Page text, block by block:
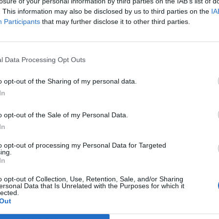
This information may also be disclosed by us to third parties on the
Participants that may further disclose it to other third parties.
Data Processing Opt Outs
opt-out of the Sharing of my personal data.
opt-out of the Sale of my Personal Data.
opt-out of processing my Personal Data for Targeted
opt-out of Collection, Use, Retention, Sale, and/or Sharing
Data that Is Unrelated with the Purposes for which it
“porque tem de ser feito rapidamente” e
da rapidez. Porque há soluções que estão
as soluções que demoram muito tempo,
afirmou.
algumas soluções apresentadas vão
defendendo nesse caso uma solução
melhoramento no Aeroporto Humberto
obras no aeroporto, que até agora não
essas obras”.
Humberto Delgado continue a funcionar,
Humberto Delgado são essenciais”, afirmou.
A Vinci tem dinheiro para fazer obras no